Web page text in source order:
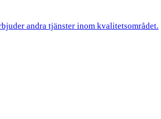
andra tjänster inom kvalitetsområdet.